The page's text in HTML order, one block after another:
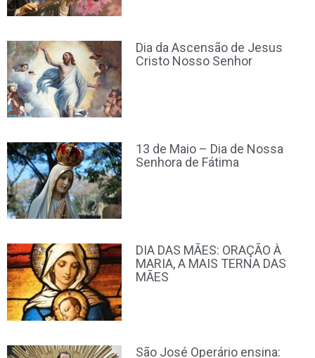
Dia da Ascensão de Jesus
Cristo Nosso Senhor
13 de Maio – Dia de Nossa
Senhora de Fátima
DIA DAS MÃES: ORAÇÃO À
MARIA, A MAIS TERNA DAS
MÃES
São José Operário ensina: